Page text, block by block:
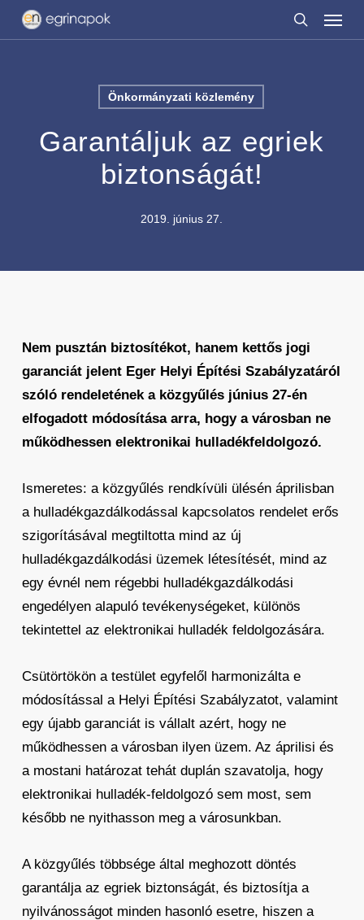
Skip
search
Menu
Önkormányzati közlemény
Garantáljuk az egriek
biztonságát!
2019. június 27.
Nem pusztán biztosítékot, hanem kettős jogi
garanciát jelent Eger Helyi Építési Szabályzatáról
szóló rendeletének a közgyűlés június 27-én
elfogadott módosítása arra, hogy a városban ne
működhessen elektronikai hulladékfeldolgozó.
Ismeretes: a közgyűlés rendkívüli ülésén áprilisban
a hulladékgazdálkodással kapcsolatos rendelet erős
szigorításával megtiltotta mind az új
hulladékgazdálkodási üzemek létesítését, mind az
egy évnél nem régebbi hulladékgazdálkodási
engedélyen alapuló tevékenységeket, különös
tekintettel az elektronikai hulladék feldolgozására.
Csütörtökön a testület egyfelől harmonizálta e
módosítással a Helyi Építési Szabályzatot, valamint
egy újabb garanciát is vállalt azért, hogy ne
működhessen a városban ilyen üzem. Az áprilisi és
a mostani határozat tehát duplán szavatolja, hogy
elektronikai hulladék-feldolgozó sem most, sem
később ne nyithasson meg a városunkban.
A közgyűlés többsége által meghozott döntés
garantálja az egriek biztonságát, és biztosítja a
nyilvánosságot minden hasonló esetre, hiszen a